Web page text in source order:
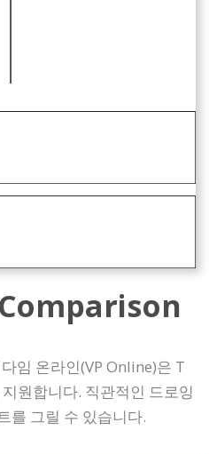
임 온라인(VP Online)은 T
원합니다. 직관적인 드로잉
를 그릴 수 있습니다.